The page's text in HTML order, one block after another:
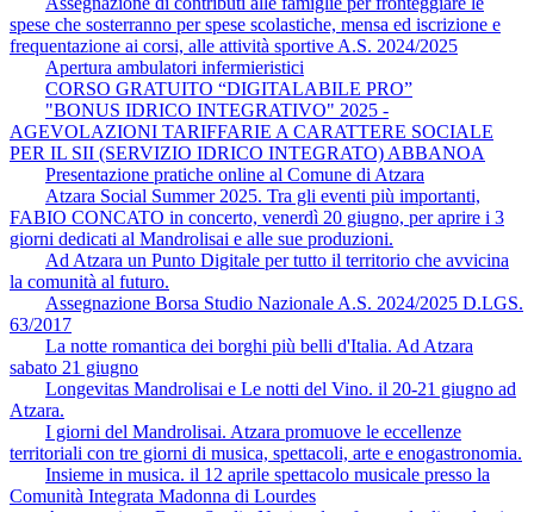
spese che sosterranno per spese scolastiche, mensa ed iscrizione e
frequentazione ai corsi, alle attività sportive A.S. 2024/2025
Apertura ambulatori infermieristici
CORSO GRATUITO “DIGITALABILE PRO”
"BONUS IDRICO INTEGRATIVO" 2025 -
AGEVOLAZIONI TARIFFARIE A CARATTERE SOCIALE
PER IL SII (SERVIZIO IDRICO INTEGRATO) ABBANOA
Presentazione pratiche online al Comune di Atzara
Atzara Social Summer 2025. Tra gli eventi più importanti,
FABIO CONCATO in concerto, venerdì 20 giugno, per aprire i 3
giorni dedicati al Mandrolisai e alle sue produzioni.
Ad Atzara un Punto Digitale per tutto il territorio che avvicina
la comunità al futuro.
Assegnazione Borsa Studio Nazionale A.S. 2024/2025 D.LGS.
63/2017
La notte romantica dei borghi più belli d'Italia. Ad Atzara
sabato 21 giugno
Longevitas Mandrolisai e Le notti del Vino. il 20-21 giugno ad
Atzara.
I giorni del Mandrolisai. Atzara promuove le eccellenze
territoriali con tre giorni di musica, spettacoli, arte e enogastronomia.
Insieme in musica. il 12 aprile spettacolo musicale presso la
Comunità Integrata Madonna di Lourdes